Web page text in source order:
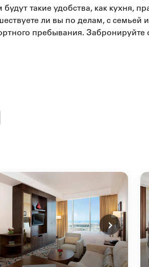
такие удобства, как кухня,
ли вы по делам, с семьей
пребывания.